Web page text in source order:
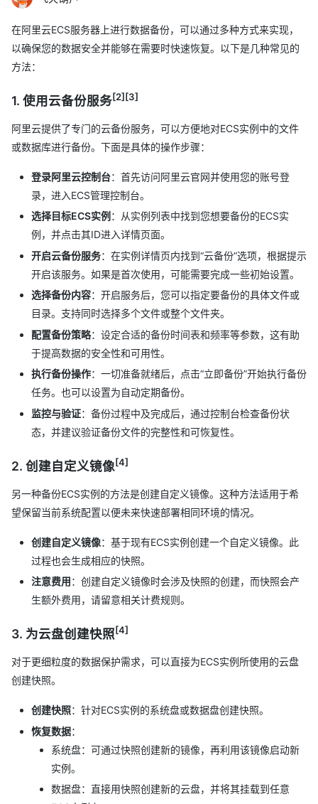
在阿里云ECS服务器上进行数据备份，可以通过多种方式来实现，
以确保您的数据安全并能够在需要时快速恢复。以下是几种常见的
方法：
1. 使用云备份服务[2][3]
阿里云提供了专门的云备份服务，可以方便地对ECS实例中的文件
或数据库进行备份。下面是具体的操作步骤：
登录阿里云控制台：首先访问阿里云官网并使用您的账号登
录，进入ECS管理控制台。
选择目标ECS实例 ：从实例列表中找到您想要备份的ECS实
例，并点击其ID进入详情页面。
开启云备份服务：在实例详情页内找到“云备份”选项，根据提示
开启该服务。如果是首次使用，可能需要完成一些初始设置。
选择备份内容：开启服务后，您可以指定要备份的具体文件或
目录。支持同时选择多个文件或整个文件夹。
配置备份策略：设定合适的备份时间表和频率等参数，这有助
于提高数据的安全性和可用性。
执行备份操作：一切准备就绪后，点击“立即备份”开始执行备份
任务。也可以设置为自动定期备份。
监控与验证：备份过程中及完成后，通过控制台检查备份状
态，并建议验证备份文件的完整性和可恢复性。
2. 创建自定义镜像[4]
另一种备份ECS实例的方法是创建自定义镜像。这种方法适用于希
望保留当前系统配置以便未来快速部署相同环境的情况。
创建自定义镜像：基于现有ECS实例创建一个自定义镜像。此
过程也会生成相应的快照。
注意费用：创建自定义镜像时会涉及快照的创建，而快照会产
生额外费用，请留意相关计费规则。
3. 为云盘创建快照[4]
对于更细粒度的数据保护需求，可以直接为ECS实例所使用的云盘
创建快照。
创建快照：针对ECS实例的系统盘或数据盘创建快照。
恢复数据：
系统盘：可通过快照创建新的镜像，再利用该镜像启动新
实例。
数据盘：直接用快照创建新的云盘，并将其挂载到任意